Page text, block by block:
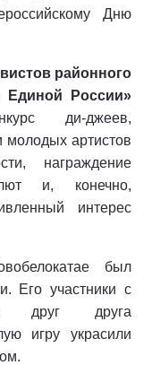
Дню
районного
Единой России»
ди-джеев,
молодых артистов
награждение
и, конечно,
интерес
был
Его участники с
друг друга
игру украсили